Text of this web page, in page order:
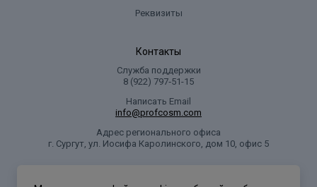
Реквизиты
Контакты
Служба поддержки
8 (922) 797‑51-15
Написать Email
info@profcosm.com
Адрес регионального офиса
г. Сургут, ул. Иосифа Каролинского, дом 10, офис 5